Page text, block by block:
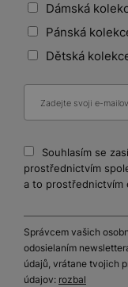
Dámská
Pánská
Dětská
Souhlasím se
prostřednictvím
a to prostřednictvím
Správcem vašich
odosielaním
údajů, vrátane tvojich
údajov: rozbal